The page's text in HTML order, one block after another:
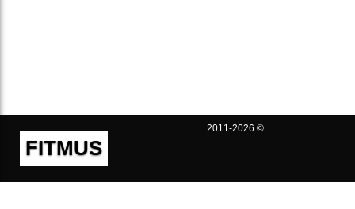
FITMUS
2011-2026 ©